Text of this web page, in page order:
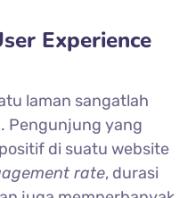
Experience
laman sangatlah
Pengunjung yang
di suatu website
rate, durasi